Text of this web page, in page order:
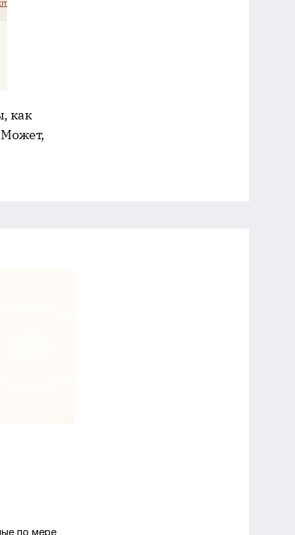
как
по мере